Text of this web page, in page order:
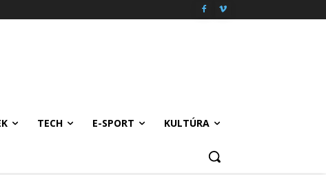
TECH E-SPORT KULTÚRA